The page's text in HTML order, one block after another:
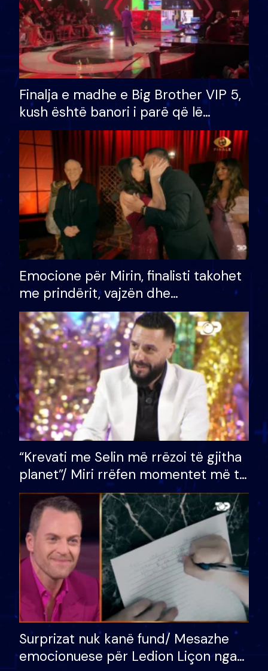
Finalja e madhe e Big Brother VIP 5,
kush është banori i parë që lë
shtëpinë dhe humb mundësinë për
të fituar çmimin e madh
Emocione për Mirin, finalisti takohet
me prindërit, vajzën dhe
bashkëshorten: S’kemi ndonjë letër
divorci apo jo?
“Krevati me Selin më rrëzoi të gjitha
planet”/ Miri rrëfen momentet më të
bukura në shtëpinë e BB VIP: Do më
mungojë zilja e mëngjesit kur…
Surprizat nuk kanë fund/ Mesazhe
emocionuese për Ledion Liçon nga